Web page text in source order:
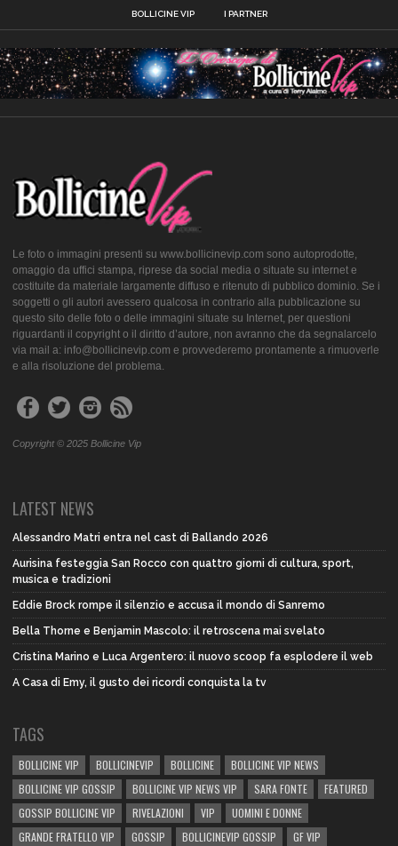
BOLLICINE VIP I PARTNER
Le foto o immagini presenti su www.bollicinevip.com sono autoprodotte,
omaggio da uffici stampa, riprese da social media o situate su internet e
costituite da materiale largamente diffuso e ritenuto di pubblico dominio. Se i
soggetti o gli autori avessero qualcosa in contrario alla pubblicazione su
questo sito delle foto o delle immagini situate su Internet, per questioni
riguardanti il copyright o il diritto d’autore, non avranno che da segnalarcelo
via mail a: info@bollicinevip.com e provvederemo prontamente a rimuoverle
e alla risoluzione del problema.
Copyright © 2025 Bollicine Vip
LATEST NEWS
Alessandro Matri entra nel cast di Ballando 2026
Aurisina festeggia San Rocco con quattro giorni di cultura, sport,
musica e tradizioni
Eddie Brock rompe il silenzio e accusa il mondo di Sanremo
Bella Thorne e Benjamin Mascolo: il retroscena mai svelato
Cristina Marino e Luca Argentero: il nuovo scoop fa esplodere il web
A Casa di Emy, il gusto dei ricordi conquista la tv
TAGS
BOLLICINE VIP BOLLICINEVIP BOLLICINE
BOLLICINE VIP NEWS
BOLLICINE VIP GOSSIP
BOLLICINE VIP NEWS VIP SARA FONTE
FEATURED
GOSSIP BOLLICINE VIP
RIVELAZIONI VIP
UOMINI E DONNE
GRANDE FRATELLO VIP
GOSSIP BOLLICINEVIP GOSSIP GF VIP